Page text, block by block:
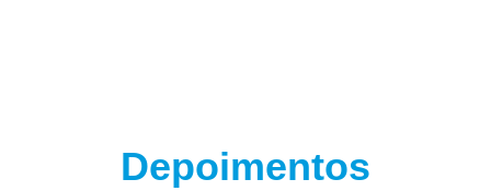
Depoimentos